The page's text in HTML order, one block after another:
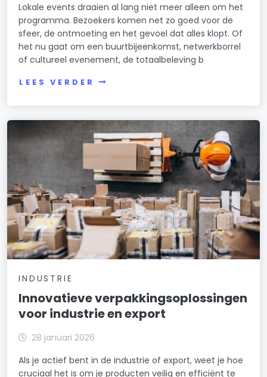
Lokale events draaien al lang niet meer alleen om het
programma. Bezoekers komen net zo goed voor de
sfeer, de ontmoeting en het gevoel dat alles klopt. Of
het nu gaat om een buurtbijeenkomst, netwerkborrel
of cultureel evenement, de totaalbeleving b
LEES VERDER
INDUSTRIE
Innovatieve verpakkingsoplossingen
voor industrie en export
28 januari 2026
Als je actief bent in de industrie of export, weet je hoe
cruciaal het is om je producten veilig en efficiënt te